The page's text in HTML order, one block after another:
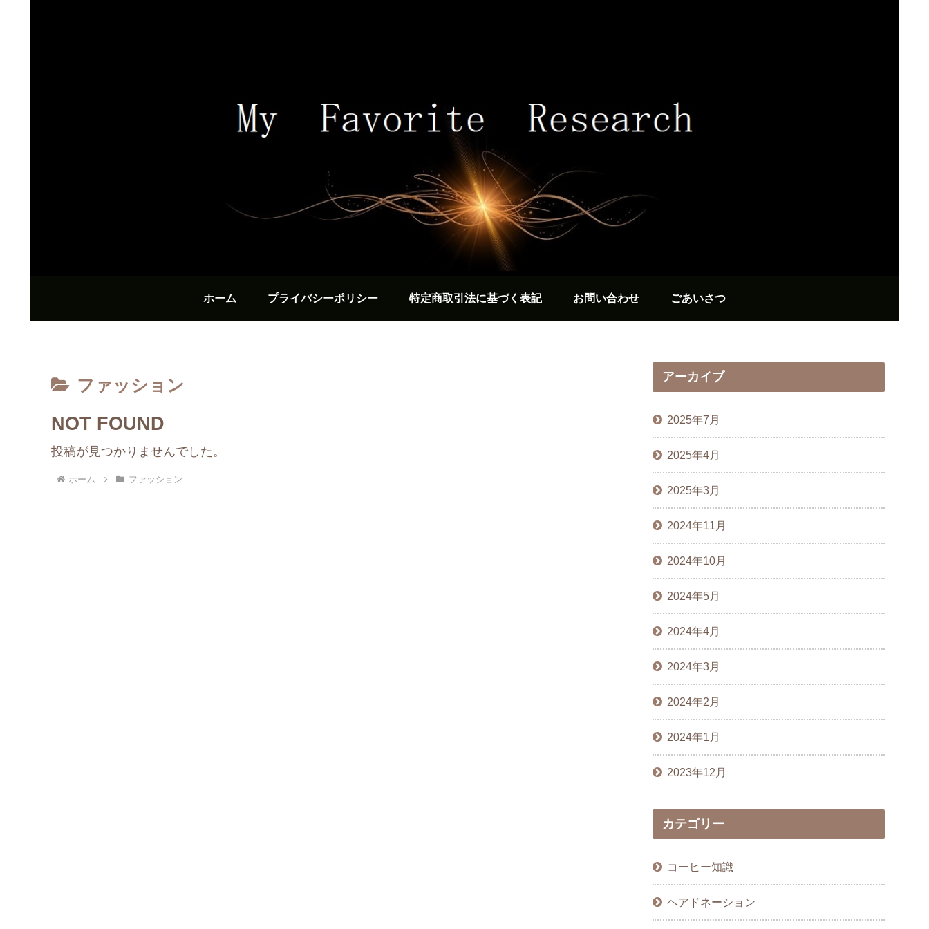
ホーム プライバシーポリシー 特定商取引法に基づく表記 お問い合わせ ごあいさつ
ファッション
NOT FOUND
投稿が見つかりませんでした。
ホーム ファッション
アーカイブ
2025年7月
2025年4月
2025年3月
2024年11月
2024年10月
2024年5月
2024年4月
2024年3月
2024年2月
2024年1月
2023年12月
カテゴリー
コーヒー知識
ヘアドネーション